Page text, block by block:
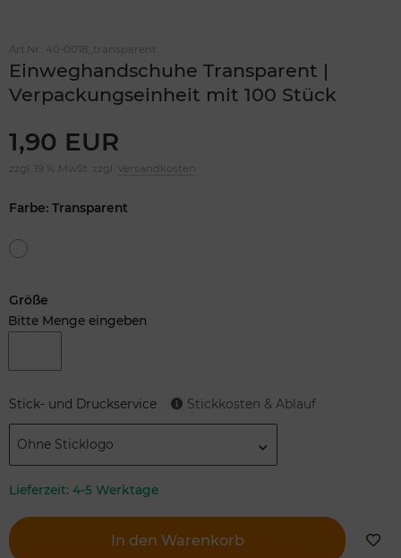
Art.Nr.: 40-0018_transparent
Einweghandschuhe Transparent |
Verpackungseinheit mit 100 Stück
1,90 EUR
zzgl. 19 % MwSt. zzgl. Versandkosten
Farbe: Transparent
Größe
Bitte Menge eingeben
Stick- und Druckservice Stickkosten & Ablauf
Ohne Sticklogo
Lieferzeit: 4-5 Werktage
In den Warenkorb